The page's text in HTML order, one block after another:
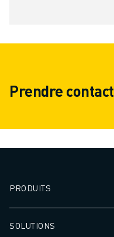
Prendre contact
PRODUITS
SOLUTIONS